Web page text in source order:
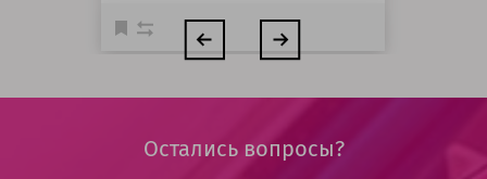
Остались вопросы?